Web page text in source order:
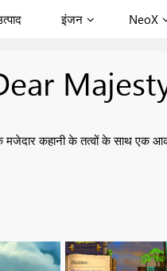
इंजन NeoX
मजेदार कहानी के तत्वों के साथ एक